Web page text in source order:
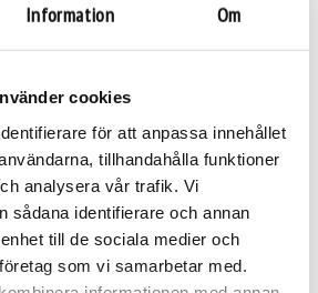
Information Om
cookies
för att anpassa innehållet
tillhandahålla funktioner
analysera vår trafik. Vi
sådana identifierare och annan
till de sociala medier och
som vi samarbetar med.
att resten av dagen får en extra
också vara det perfekta tillfället att
av Stockholm tillsammans.
ständigt och varje stadsdel har
Att kombinera en aktivitet med
gör dagen ännu mer
ofta om att skapa
arbetsveckan börjar igen. Därför